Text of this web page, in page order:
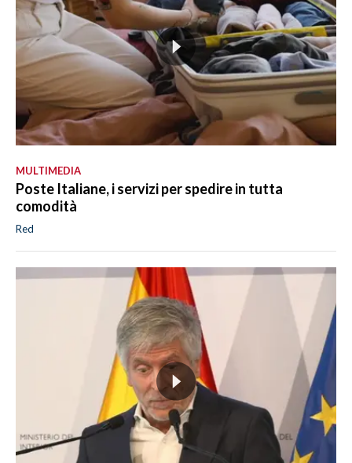
MULTIMEDIA
Poste Italiane, i servizi per spedire in tutta
comodità
Red